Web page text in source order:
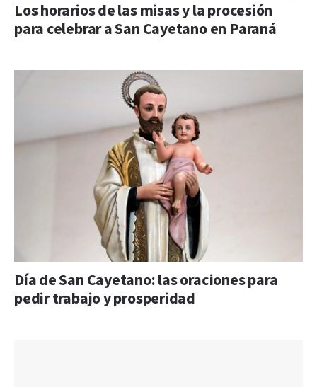
Los horarios de las misas y la procesión
para celebrar a San Cayetano en Paraná
Día de San Cayetano: las oraciones para
pedir trabajo y prosperidad